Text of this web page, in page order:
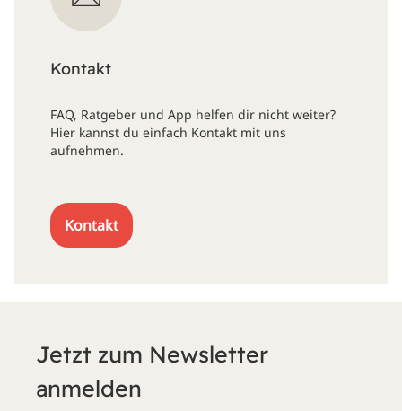
Kontakt
FAQ, Ratgeber und App helfen dir nicht weiter?
Hier kannst du einfach Kontakt mit uns
aufnehmen.
Kontakt
Jetzt zum Newsletter
anmelden